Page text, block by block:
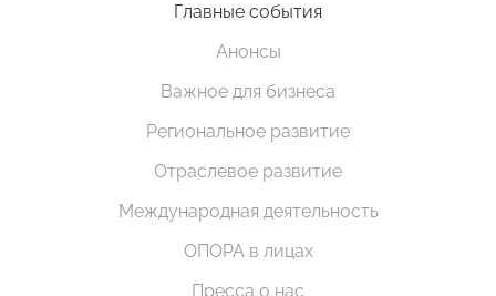
Главные события
Анонсы
Важное для бизнеса
Региональное развитие
Отраслевое развитие
Международная деятельность
ОПОРА в лицах
Пресса о нас